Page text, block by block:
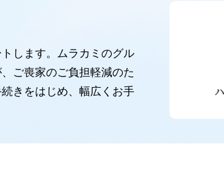
します。ムラカミのグル
ご喪家のご負担軽減のた
きをはじめ、幅広くお手